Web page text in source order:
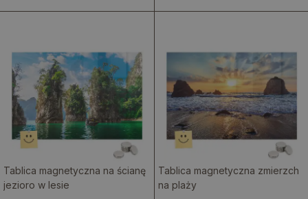
Tablica magnetyczna na ścianę
jezioro w lesie
Tablica magnetyczna zmierzch
na plaży